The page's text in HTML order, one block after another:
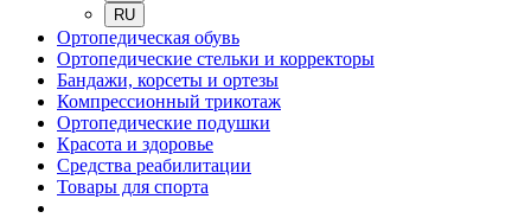
RU
Ортопедическая обувь
Ортопедические стельки и корректоры
Бандажи, корсеты и ортезы
Компрессионный трикотаж
Ортопедические подушки
Красота и здоровье
Средства реабилитации
Товары для спорта